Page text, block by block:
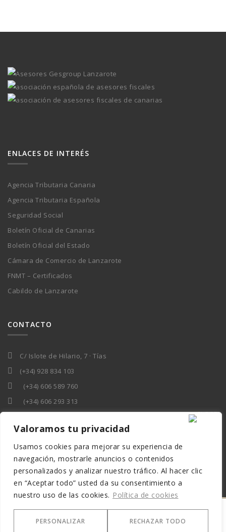
Valoramos tu privacidad
Usamos cookies para mejorar su experiencia de
navegación, mostrarle anuncios o contenidos
personalizados y analizar nuestro tráfico. Al hacer clic
en “Aceptar todo” usted da su consentimiento a
nuestro uso de las cookies. Política de cookies
PERSONALIZAR RECHAZAR TODO
ENLACES DE INTERÉS
Agencia Tributaria Canaria
Agencia Tributaria Española
Seguridad Social
Boletín Oficial de Canarias
Boletín Oficial del Estado
Cámara de Comercio de Lanzarote
FNMT – Certificados
Cabildo de Lanzarote
CONTACTO
C/ Islote de Hilario, 7 · Tías
(+34) 928 834 103
(+34) 606 589 760
(+34) 606 293 313
Asesores Gesgroup Lanzarote S.L. |